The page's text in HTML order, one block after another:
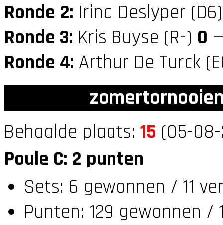
Ronde 2: Irina Deslyper
Ronde 3: Kris Buyse (R-) 0
Ronde 4: Arthur De Turck
Behaalde plaats: 15 (05-
Poule C: 2 punten
Sets: 6 gewonnen / 11
Punten: 129 gewonnen /